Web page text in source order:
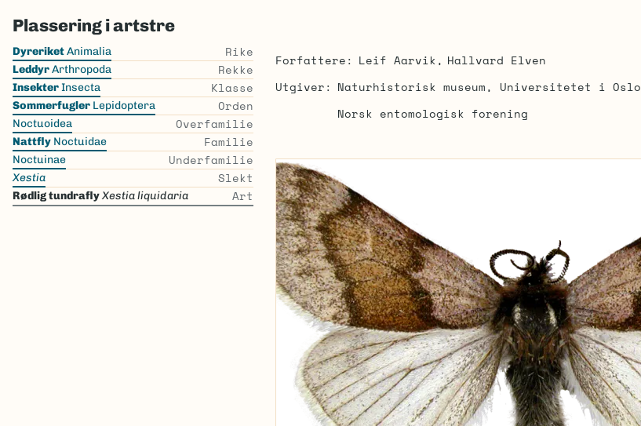
Plassering i artstre
Skip
the
list
DyreriketAnimalia Rike
LeddyrArthropoda Rekke
InsekterInsecta Klasse
Sommerfugler Lepidoptera Orden
Noctuoidea Overfamilie
Nattfly Noctuidae Familie
Noctuinae Underfamilie
Xestia Slekt
Rødlig tundraflyXestia liquidaria Art
Forfattere Leif Aarvik
Hallvard Elven
Utgiver
Naturhistorisk museum, Universitetet i Oslo
Norsk entomologisk forening